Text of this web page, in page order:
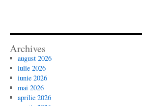
Archives
august 2026
iulie 2026
iunie 2026
mai 2026
aprilie 2026